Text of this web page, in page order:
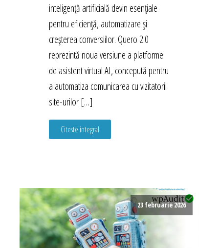
inteligență artificială devin esențiale
pentru eficiență, automatizare și
creșterea conversiilor. Quero 2.0
reprezintă noua versiune a platformei
de asistent virtual AI, concepută pentru
a automatiza comunicarea cu vizitatorii
site-urilor […]
Citeste integral
23 februarie 2026